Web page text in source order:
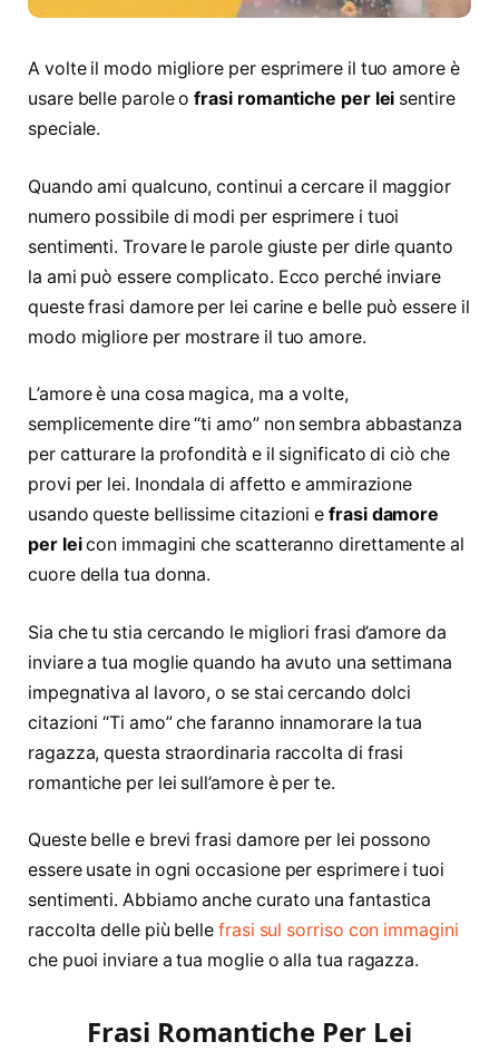
A volte il modo migliore per esprimere il tuo amore è
usare belle parole ofrasi romantiche per lei sentire
speciale.
Quando ami qualcuno, continui a cercare il maggior
numero possibile di modi per esprimere i tuoi
sentimenti. Trovare le parole giuste per dirle quanto
la ami può essere complicato. Ecco perché inviare
queste frasi damore per lei carine e belle può essere il
modo migliore per mostrare il tuo amore.
L’amore è una cosa magica, ma a volte,
semplicemente dire “ti amo” non sembra abbastanza
per catturare la profondità e il significato di ciò che
provi per lei. Inondala di affetto e ammirazione
usando queste bellissime citazioni efrasi damore
per leicon immagini che scatteranno direttamente al
cuore della tua donna.
Sia che tu stia cercando le migliori frasi d’amore da
inviare a tua moglie quando ha avuto una settimana
impegnativa al lavoro, o se stai cercando dolci
citazioni “Ti amo” che faranno innamorare la tua
ragazza, questa straordinaria raccolta di frasi
romantiche per lei sull’amore è per te.
Queste belle e brevi frasi damore per lei possono
essere usate in ogni occasione per esprimere i tuoi
sentimenti. Abbiamo anche curato una fantastica
raccolta delle più bellefrasi sul sorriso con immagini
che puoi inviare a tua moglie o alla tua ragazza.
Frasi Romantiche Per Lei